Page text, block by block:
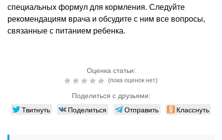
специальных формул для кормления. Следуйте
рекомендациям врача и обсудите с ним все вопросы,
связанные с питанием ребенка.
Оценка статьи:
(пока оценок нет)
Поделиться с друзьями:
Твитнуть Поделиться Отправить Класснуть